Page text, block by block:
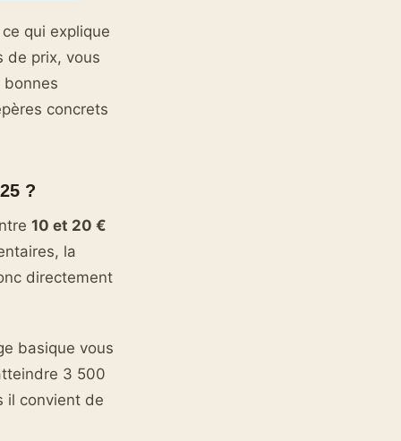
qui explique
de prix, vous
concrets
?
10 et 20 €
la
directement
basique vous
3 500
il convient de